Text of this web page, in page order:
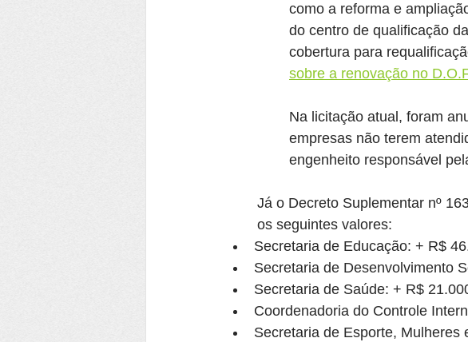
como a reforma e
do centro de qualificação
cobertura para
sobre a renovação no
Na licitação atual, foram
empresas não terem
engenheito responsável
Já o Decreto Suplementar nº
os seguintes valores:
Secretaria de Educação: + R$
Secretaria de Desenvolvimento
Secretaria de Saúde: + R$
Coordenadoria do Controle
Secretaria de Esporte, Mulheres